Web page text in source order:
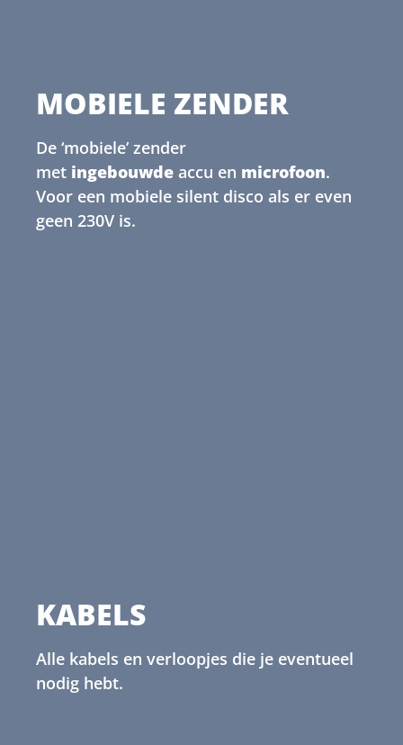
MOBIELE ZENDER
De ‘mobiele’ zender
met ingebouwde accu en microfoon.
Voor een mobiele silent disco als er even
geen 230V is.
KABELS
Alle kabels en verloopjes die je eventueel
nodig hebt.